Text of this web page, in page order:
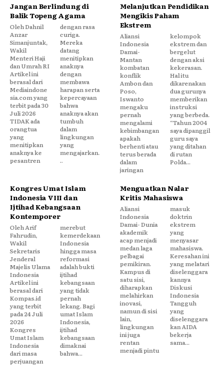
Jangan Berlindung di
Balik Topeng Agama
Oleh Dahnil
Anzar
Simanjuntak,
Wakil
Menteri Haji
dan Umrah RI
Artikel ini
berasal dari
Mediaindone
sia.com yang
terbit pada 30
Juli 2026
TIDAK ada
orangtua
yang
menitipkan
anaknya ke
pesantren
dengan rasa
curiga.
Mereka
datang
menitipkan
anaknya
dengan
membawa
harapan serta
kepercayaan
bahwa
anaknya akan
tumbuh
dalam
lingkungan
yang
mengajarkan.
..
Melanjutkan Pendidikan
Mengikis Paham
Ekstrem
Aliansi
Indonesia
Damai-
Mantan
kombatan
konflik
Ambon dan
Poso,
Iswanto
mengaku
pernah
mengalami
kebimbangan
apakah
berhenti atau
terus berada
dalam
jaringan
kelompok
ekstrem dan
bergelut
dengan aksi
kekerasan.
Hal itu
dikarenakan
dua gurunya
memberikan
instruksi
yang berbeda.
“Tahun 2004
saya dipanggil
guru saya
yang ditahan
di rutan
Polda...
Kongres Umat Islam
Indonesia VIII dan
Ijtihad Kebangsaan
Kontemporer
Oleh Arif
Fahrudin,
Wakil
Sekretaris
Jenderal
Majelis Ulama
Indonesia
Artikel ini
berasal dari
Kompas.id
yang terbit
pada 24 Juli
2026
Kongres
Umat Islam
Indonesia
dari masa
perjuangan
merebut
kemerdekaan
Indonesia
hingga masa
reformasi
adalah bukti
ijtihad
kebangsaan
yang tidak
pernah
lekang. Bagi
umat Islam
Indonesia,
ijtihad
kebangsaan
dimaknai
bahwa...
Menguatkan Nalar
Kritis Mahasiswa
Aliansi
Indonesia
Damai- Dunia
akademik
acap menjadi
medan laga
pelbagai
pemikiran.
Kampus di
satu sisi,
diharapkan
melahirkan
inovasi,
namun di sisi
lain,
lingkungan
ini juga
rentan
menjadi pintu
masuk
doktrin
ekstrem
yang
menyasar
mahasiswa.
Keresahan ini
yang melatari
diselenggara
kannya
Diskusi
Indonesia
Tangguh
yang
diselenggara
kan AIDA
bekerja
sama...